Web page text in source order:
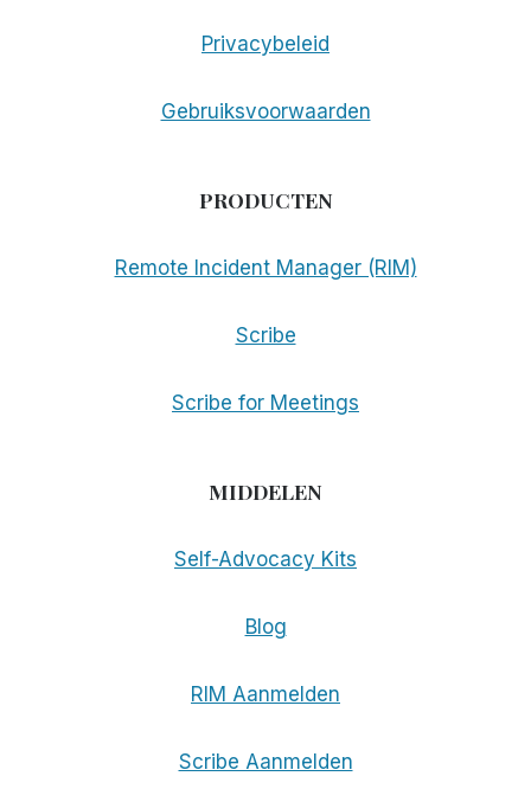
Privacybeleid
Gebruiksvoorwaarden
PRODUCTEN
Remote Incident Manager (RIM)
Scribe
Scribe for Meetings
MIDDELEN
Self-Advocacy Kits
Blog
RIM Aanmelden
Scribe Aanmelden